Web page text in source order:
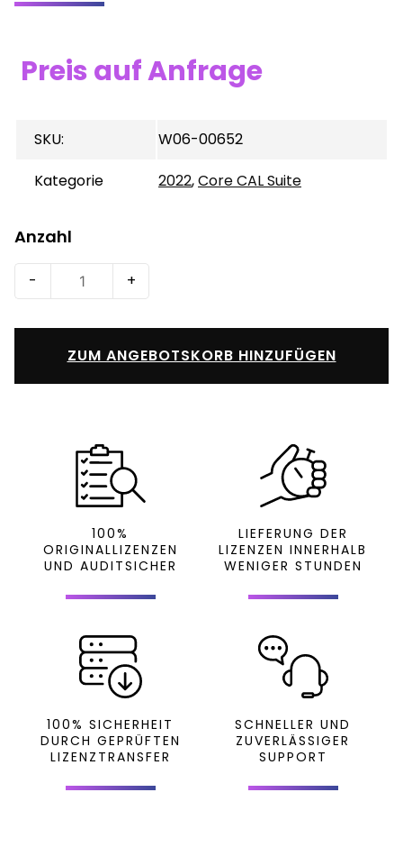
Preis auf Anfrage
SKU:
W06-00652
Kategorie
2022,Core CAL Suite
Anzahl
- +
Core
CAL
Suite
2022
ZUM ANGEBOTSKORB HINZUFÜGEN
100%
ORIGINALLIZENZEN
UND AUDITSICHER
LIEFERUNG DER
LIZENZEN INNERHALB
WENIGER STUNDEN
100% SICHERHEIT
DURCH GEPRÜFTEN
LIZENZTRANSFER
SCHNELLER UND
ZUVERLÄSSIGER
SUPPORT